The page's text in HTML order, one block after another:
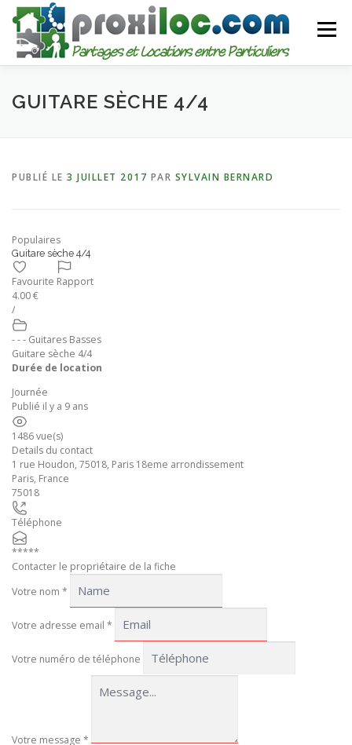
Aller
contenu
Menu
CATEGORIES AJOUTER UNE ANNONCE
GUITARE SÈCHE 4/4
PUBLIÉ LE 3 JUILLET 2017 PAR SYLVAIN BERNARD
Populaires
Guitare sèche 4/4
Favourite Rapport
4.00 €
/
- - - Guitares Basses
Guitare sèche 4/4
Durée de location
Journée
Publié il y a 9 ans
1486 vue(s)
Details du contact
1 rue Houdon, 75018, Paris 18eme arrondissement
Paris, France
75018
Téléphone
*****
Contacter le propriétaire de la fiche
Votre nom *
Votre adresse email *
Votre numéro de téléphone
Votre message *